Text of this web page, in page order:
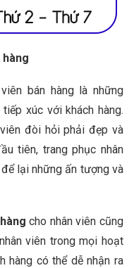
hàng
bán hàng là những
xúc với khách hàng.
đòi hỏi phải đẹp và
tiên, trang phục nhân
lại những ấn tượng và
cho nhân viên cũng
viên trong mọi hoạt
hàng có thể dễ nhận ra